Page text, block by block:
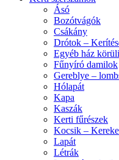
Ásó
Bozótvágók
Csákány
Drótok –
Egyéb ház
Fűnyíró damilok
Gereblye –
Hólapát
Kapa
Kaszák
Kerti fűrészek
Kocsik –
Lapát
Létrák